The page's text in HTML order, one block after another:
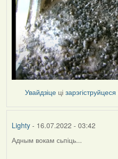
Увайдзіце цізарэгіструйцеся
Lighty- 16.07.2022 - 03:42
Адным вокам сьпіць...